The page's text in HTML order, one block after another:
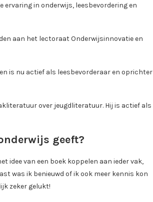
in onderwijs, leesbevordering en
aan het lectoraat Onderwijsinnovatie en
is nu actief als leesbevorderaar en oprichter
over jeugdliteratuur. Hij is actief als
geeft?
idee van een boek koppelen aan ieder vak,
was ik benieuwd of ik ook meer kennis kon
zeker gelukt!